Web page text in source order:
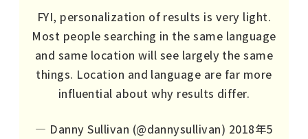
FYI, personalization of results is very light.
Most people searching in the same language
and same location will see largely the same
things. Location and language are far more
influential about why results differ.
— Danny Sullivan (@dannysullivan) 2018年5